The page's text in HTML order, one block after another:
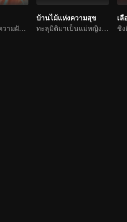
รักแรกหนึ่งชั่วความฝัน พานพบด้วยหนึ่งจุมพิต
บ้านไม้แห่งความสุข
ทะลุมิติมาเป็นแม่หญิง พลิกชะตาท้าทายสวรรค์